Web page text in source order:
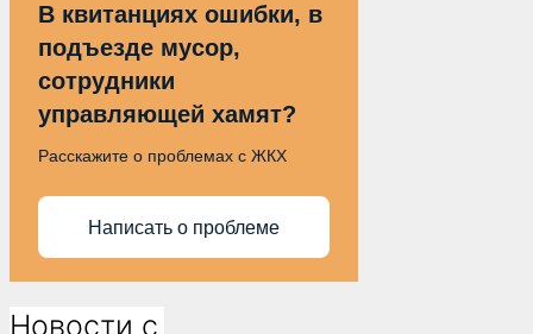
В квитанциях ошибки, в
подъезде мусор,
сотрудники
управляющей хамят?
Расскажите о проблемах с ЖКХ
Написать о проблеме
Новости с